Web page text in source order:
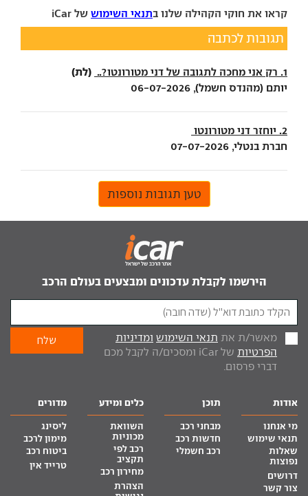
קראו את חוקי הקהילה שלנו בתנאי השימוש של iCar
תגובות לכתבה
1. רק אני מחכה לתגובה של דני מטורונטו?.. (לת)
יותם (מהנדס חשמל), 06-07-2026
2. יוחזר דני מטורונטו
חברת בנטלי, 07-07-2026
טען תגובות נוספות
הירשמו לקבלת עדכונים ומבצעים בעולם הרכב
מאשר/ת את תנאי השימוש ומדיניות
הפרטיות
של iCar ומסכים/ה לקבל מכם
דברי פרסום.
אודות
מי אנחנו
תנאי שימוש
שאלות
נפוצות
דרושים
צור קשר
תוכן
מבחני רכב
חדשות רכב
רכב חשמלי
כלים ומידע
השוואת
מכוניות
רכב לפי
תקציב
מחירון רכב
הצהרת
מדורים
ליסינג
מימון לרכב
ביטוח רכב
טרייד אין